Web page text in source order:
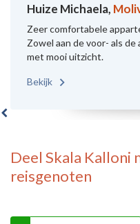
Huize Michaela,
Zeer comfortabele
Zowel aan de voor- als
met mooi uitzicht.
Bekijk
Deel Skala Kalloni
reisgenoten